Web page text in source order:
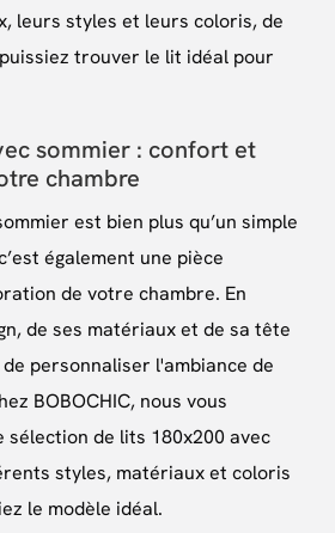
leurs styles et leurs coloris, de
trouver le lit idéal pour
sommier : confort et
chambre
est bien plus qu’un simple
également une pièce
de votre chambre. En
de ses matériaux et de sa tête
personnaliser l'ambiance de
BOBOCHIC, nous vous
sélection de lits 180x200 avec
styles, matériaux et coloris
le modèle idéal.